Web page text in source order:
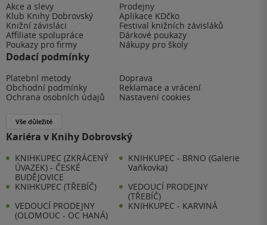
Akce a slevy
Prodejny
Klub Knihy Dobrovský
Aplikace KDčko
Knižní závisláci
Festival knižních závisláků
Affiliate spolupráce
Dárkové poukazy
Poukazy pro firmy
Nákupy pro školy
Dodací podmínky
Platební metody
Doprava
Obchodní podmínky
Reklamace a vrácení
Ochrana osobních údajů
Nastavení cookies
Vše důležité
Kariéra v Knihy Dobrovský
KNIHKUPEC (ZKRÁCENÝ
ÚVAZEK) - ČESKÉ
BUDĚJOVICE
KNIHKUPEC - BRNO (Galerie
Vaňkovka)
KNIHKUPEC (TŘEBÍČ)
VEDOUCÍ PRODEJNY
(TŘEBÍČ)
VEDOUCÍ PRODEJNY
(OLOMOUC - OC HANÁ)
KNIHKUPEC - KARVINÁ